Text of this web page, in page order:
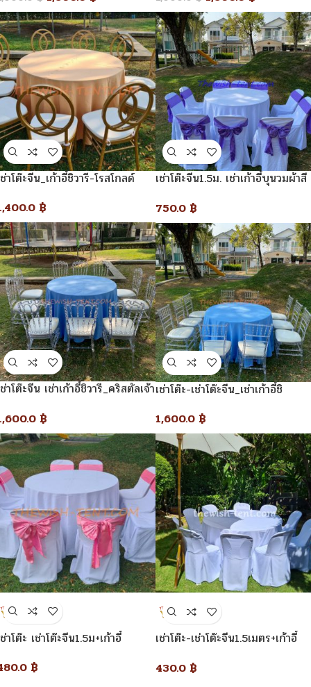
าโต๊ะจีน_เก้าอี้ชิวารี-โรสโกลด์
฿
เช่าโต๊ะจีน1.5ม. เช่าเก้าอี้บุนวมผ้าสี
750.0 ฿
าโต๊ะจีน เช่าเก้าอี้ชิวารี_คริสตัลเจ้า
฿
เช่าโต๊ะ-เช่าโต๊ะจีน_เช่าเก้าอี้ชิ
1,600.0 ฿
าโต๊ะ เช่าโต๊ะจีน1.5ม+เก้าอี้
฿
เช่าโต๊ะ-เช่าโต๊ะจีน1.5เมตร+เก้าอี้
430.0 ฿